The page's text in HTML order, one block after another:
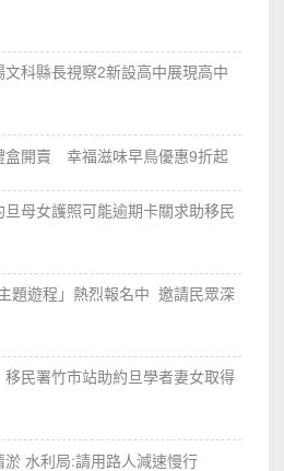
科縣長視察2新設高中展現高中
盒開賣 幸福滋味早鳥優惠9折起
母女護照可能逾期卡關求助移民
題遊程」熱烈報名中 邀請民眾深
民署竹市站助約旦學者妻女取得
水利局:請用路人減速慢行